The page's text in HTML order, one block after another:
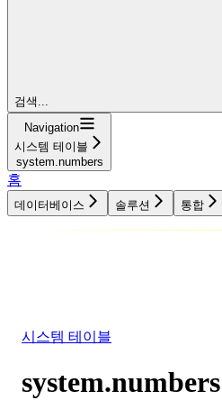
검색...
Navigation
시스템 테이블
system.numbers
홈
데이터베이스 솔루션 통합
시스템 테이블
system.numbers